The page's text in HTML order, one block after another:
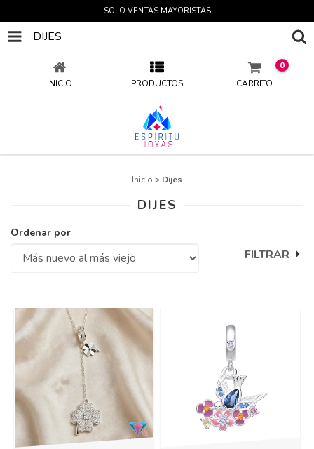
SOLO VENTAS MAYORISTAS
DIJES
INICIO PRODUCTOS CARRITO
0
Inicio > Dijes
DIJES
Ordenar por
FILTRAR